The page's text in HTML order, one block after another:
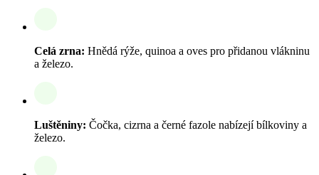
Celá zrna: Hnědá rýže, quinoa a oves pro přidanou vlákninu
a železo.
Luštěniny: Čočka, cizrna a černé fazole nabízejí bílkoviny a
železo.